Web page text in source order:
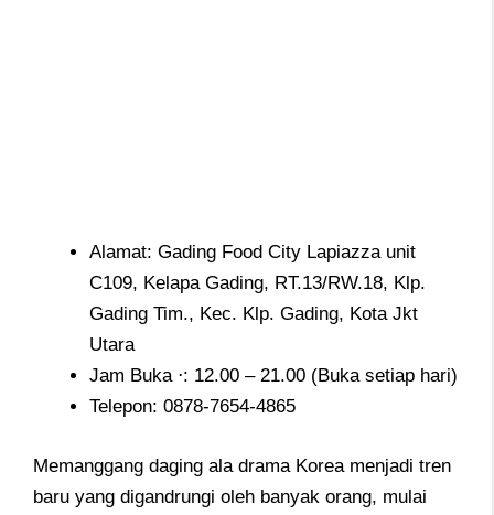
Alamat: Gading Food City Lapiazza unit
C109, Kelapa Gading, RT.13/RW.18, Klp.
Gading Tim., Kec. Klp. Gading, Kota Jkt
Utara
Jam Buka ⋅: 12.00 – 21.00 (Buka setiap hari)
Telepon: 0878-7654-4865
Memanggang daging ala drama Korea menjadi tren
baru yang digandrungi oleh banyak orang, mulai